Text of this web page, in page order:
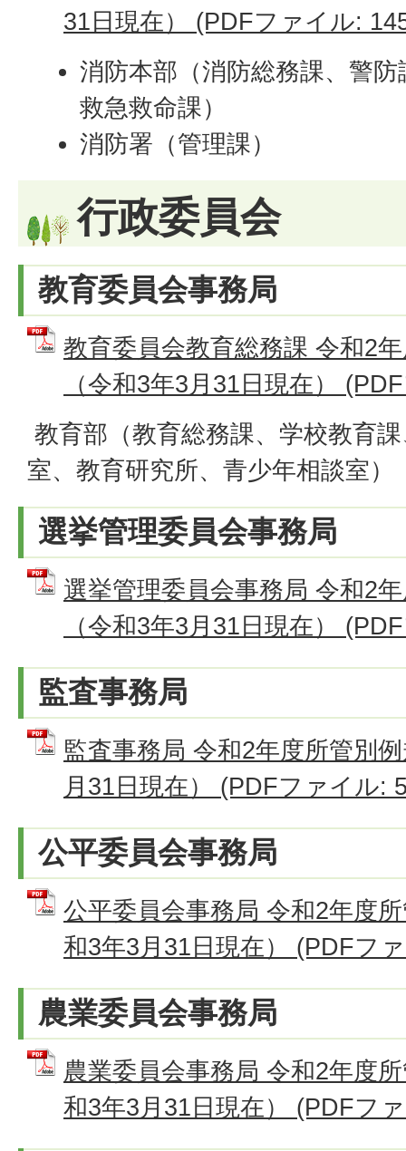
31日現在） (PDFファイル:
消防本部（消防総務課、警
救急救命課）
消防署（管理課）
行政委員会
教育委員会事務局
教育委員会教育総務課 令和2
（令和3年3月31日現在）
教育部（教育総務課、学校教育
室、教育研究所、青少年相談室）
選挙管理委員会事務局
選挙管理委員会事務局 令和2
（令和3年3月31日現在）
監査事務局
監査事務局 令和2年度所管別
月31日現在） (PDFファイル:
公平委員会事務局
公平委員会事務局 令和2年度
和3年3月31日現在） (PDFフ
農業委員会事務局
農業委員会事務局 令和2年度
和3年3月31日現在） (PDFフ